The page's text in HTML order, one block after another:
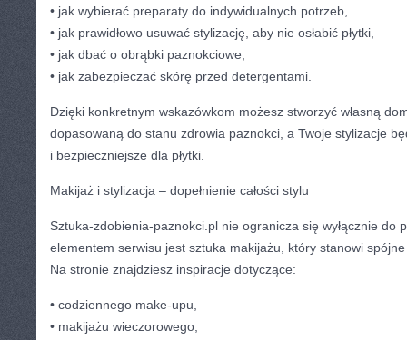
• jak wybierać preparaty do indywidualnych potrzeb,
• jak prawidłowo usuwać stylizację, aby nie osłabić płytki,
• jak dbać o obrąbki paznokciowe,
• jak zabezpieczać skórę przed detergentami.
Dzięki konkretnym wskazówkom możesz stworzyć własną
dopasowaną do stanu zdrowia paznokci, a Twoje stylizacje
i bezpieczniejsze dla płytki.
Makijaż i stylizacja – dopełnienie całości stylu
Sztuka-zdobienia-paznokci.pl nie ogranicza się wyłącznie do
elementem serwisu jest sztuka makijażu, który stanowi spójne
Na stronie znajdziesz inspiracje dotyczące:
• codziennego make-upu,
• makijażu wieczorowego,